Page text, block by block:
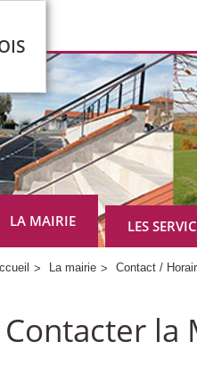
LA MAIRIE LES
La mairie Contact /
Contacter la